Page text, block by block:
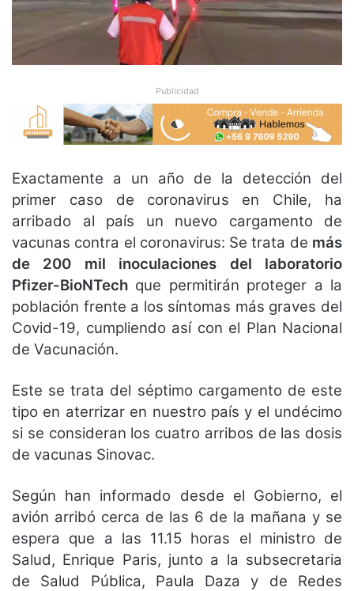
Publicidad
Exactamente a un año de la detección del
primer caso de coronavirus en Chile, ha
arribado al país un nuevo cargamento de
vacunas contra el coronavirus: Se trata de más
de 200 mil inoculaciones del laboratorio
Pfizer-BioNTech que permitirán proteger a la
población frente a los síntomas más graves del
Covid-19, cumpliendo así con el Plan Nacional
de Vacunación.
Este se trata del séptimo cargamento de este
tipo en aterrizar en nuestro país y el undécimo
si se consideran los cuatro arribos de las dosis
de vacunas Sinovac.
Según han informado desde el Gobierno, el
avión arribó cerca de las 6 de la mañana y se
espera que a las 11.15 horas el ministro de
Salud, Enrique Paris, junto a la subsecretaria
de Salud Pública, Paula Daza y de Redes